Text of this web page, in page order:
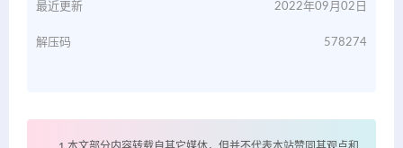
最近更新 2022年09月02日
解压码 578274